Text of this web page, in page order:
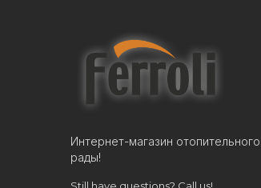
Интернет-магазин
рады!